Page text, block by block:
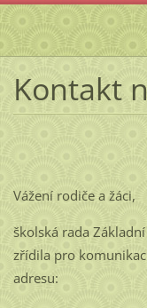
Kontakt
Vážení rodiče a žáci,
školská rada
zřídila pro
adresu: